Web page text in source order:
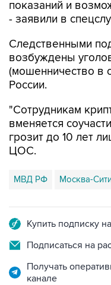
показаний и
- заявили в
Следственными
возбуждены
(мошенничество в
России.
"Сотрудникам
вменяется
грозит до 10 лет
ЦОС.
МВД РФ Москва-
Купить подписку
Подписаться на
Получать
канале